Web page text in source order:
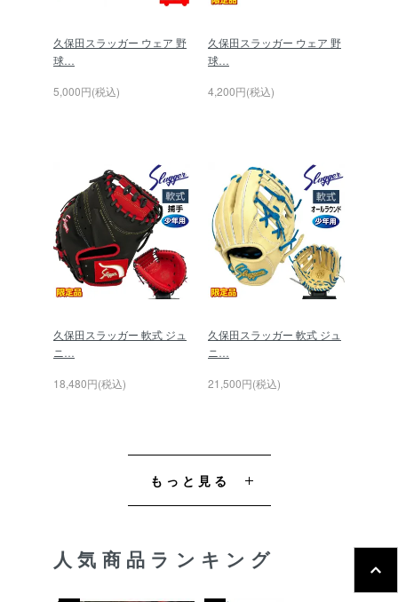
久保田スラッガー ウェア 野
球…
5,000円(税込)
久保田スラッガー ウェア 野
球…
4,200円(税込)
久保田スラッガー 軟式 ジュ
ニ…
18,480円(税込)
久保田スラッガー 軟式 ジュ
ニ…
21,500円(税込)
もっと見る
人気商品ランキング